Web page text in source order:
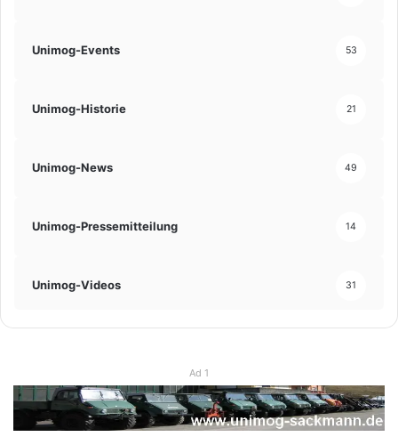
Unimog-Events 53
Unimog-Historie 21
Unimog-News 49
Unimog-Pressemitteilung 14
Unimog-Videos 31
Ad 1